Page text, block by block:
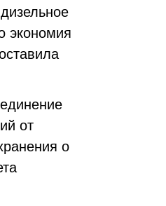
экономия
от
о